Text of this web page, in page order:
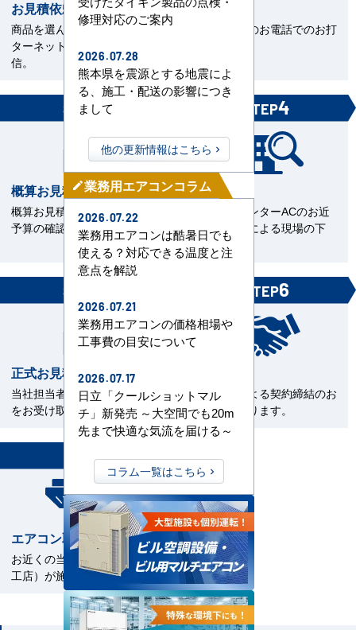
お見積依頼
商品を選んで見積依頼をイン
ターネットまたはFAXで送
信。
お打合せ
当社担当とのお電話でのお打
STEP3
概算お見積書を確認
概算お見積をご覧いただきご
予算の確認。
STEP4
現場下見
エアコンセンターACのお近
くの直工店による現場の下
見。
STEP
正式お見積書の確認
当社担当者から正式お見積書
をお受け取下さい。
STEP6
電子契約による契約締結のお
手続きとなります。
STEP7
エアコン取付工事
お近くの当社指定工事店（直
工店）が施工いたします。
修理対応のご案内
2026.07.28
熊本県を震源とする地震によ
る、施工・配送の影響につき
まして
他の更新情報はこちら
mode_edit業務用エアコンコラム
2026.07.22
業務用エアコンは酷暑日でも
使える？対応できる温度と注
意点を解説
2026.07.21
業務用エアコンの価格相場や
工事費の目安について
2026.07.17
日立「クールショットマル
チ」新発売 ～大空間でも20m
先まで快適な気流を届ける～
コラム一覧はこちら